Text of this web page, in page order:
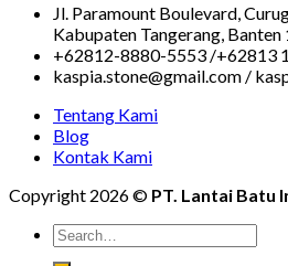
Jl. Paramount Boulevard,
Kabupaten Tangerang, Banten
+62812-8880-5553 /+62813
kaspia.stone@gmail.com /
Tentang Kami
Blog
Kontak Kami
Copyright 2026 © PT. Lantai Batu